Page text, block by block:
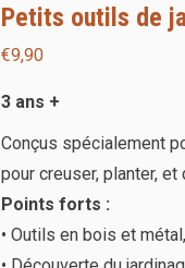
Petits outils de
€9,90
3 ans +
Conçus spécialement
pour creuser, planter,
Points forts :
• Outils en bois et